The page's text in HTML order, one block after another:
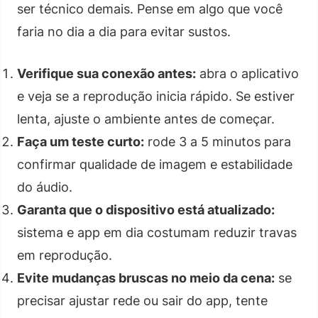
ser técnico demais. Pense em algo que você
faria no dia a dia para evitar sustos.
Verifique sua conexão antes: abra o aplicativo
e veja se a reprodução inicia rápido. Se estiver
lenta, ajuste o ambiente antes de começar.
Faça um teste curto: rode 3 a 5 minutos para
confirmar qualidade de imagem e estabilidade
do áudio.
Garanta que o dispositivo está atualizado:
sistema e app em dia costumam reduzir travas
em reprodução.
Evite mudanças bruscas no meio da cena: se
precisar ajustar rede ou sair do app, tente